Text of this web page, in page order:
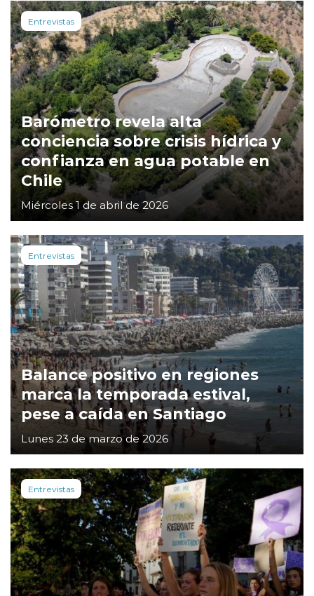
Entrevistas
Barómetro revela alta
conciencia sobre crisis hídrica y
confianza en agua potable en
Chile
Miércoles 1 de abril de 2026
Entrevistas
Balance positivo en regiones
marca la temporada estival,
pese a caída en Santiago
Lunes 23 de marzo de 2026
Entrevistas